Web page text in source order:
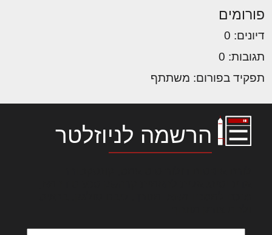
פורומים
דיונים: 0
תגובות: 0
תפקיד בפורום: משתתף
הרשמה לניוזלטר